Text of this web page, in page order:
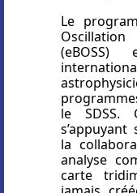
Le
(eBOSS)
le
s’appuyant
la
analyse
carte